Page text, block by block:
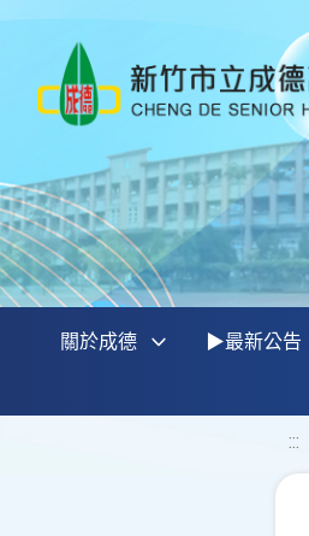
關於成德 ▶最新公告
:::